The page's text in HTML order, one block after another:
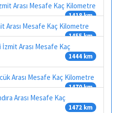
Arası Mesafe Kaç Kilometre
1418 km
Arası Mesafe Kaç Kilometre
1455 km
Arası Mesafe Kaç
1444 km
Arası Mesafe Kaç Kilometre
1470 km
Arası Mesafe Kaç
1472 km